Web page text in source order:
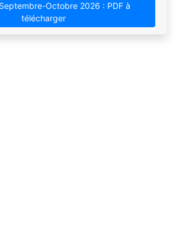
Octobre 2026 : PDF à
télécharger